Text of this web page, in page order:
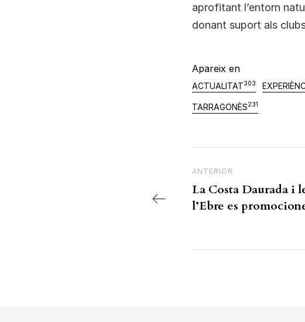
aprofitant l’entorn
donant suport als
Apareix en
ACTUALITAT303
TARRAGONÈS231
Previous Post
ANTERIOR
La Costa Daurada i
l’Ebre es